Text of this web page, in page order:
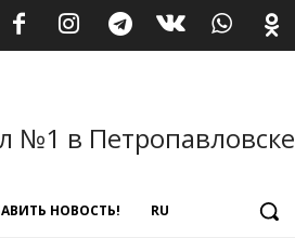
№1 в Петропавловске
НОВОСТЬ! RU